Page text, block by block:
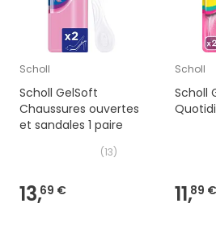
Scholl
Scholl GelSoft
Chaussures ouvertes
et sandales 1 paire
(13)
13,69 €
Scholl
Scholl
11,89 €